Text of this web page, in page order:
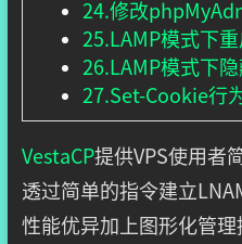
24.修改
25.LAMP模式下
26.LAMP模式下
27.Set-Cookie行
VestaCP提供VPS使用者
透过简单的指令建立
性能优异加上图形化管理